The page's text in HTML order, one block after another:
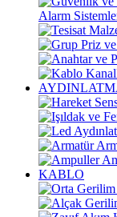
Alarm
KABLO